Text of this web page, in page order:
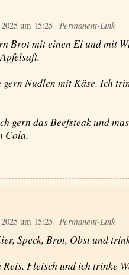
um 15:25 | Permanent-Link
Brot mit einen Ei und mit
gern Nudlen mit Käse. Ich
gern das Beefsteak und
Cola.
um 15:25 | Permanent-Link
Speck, Brot, Obst und
Fleisch und ich trinke